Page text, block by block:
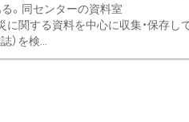
。同センターの資料室
関する資料を中心に収集・保存し
）を検...